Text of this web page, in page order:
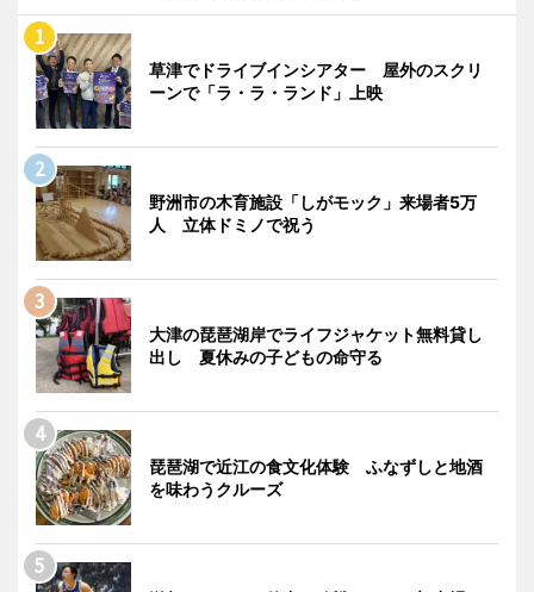
草津でドライブインシアター 屋外のスクリ
ーンで「ラ・ラ・ランド」上映
野洲市の木育施設「しがモック」来場者5万
人 立体ドミノで祝う
大津の琵琶湖岸でライフジャケット無料貸し
出し 夏休みの子どもの命守る
琵琶湖で近江の食文化体験 ふなずしと地酒
を味わうクルーズ